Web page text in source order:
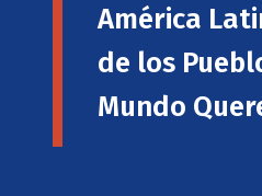
América
de los
Mundo